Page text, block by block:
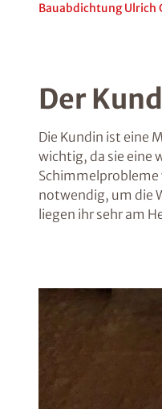
Bauabdichtung Ulrich
Der
Die Kundin ist eine
wichtig, da sie eine
Schimmelprobleme
notwendig, um die
liegen ihr sehr am